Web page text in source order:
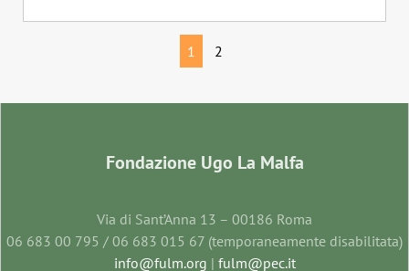
1 2
Fondazione Ugo La Malfa
Via di Sant’Anna 13 – 00186 Roma
06 683 00 795 / 06 683 015 67 (temporaneamente disabilitata)
info@fulm.org | fulm@pec.it